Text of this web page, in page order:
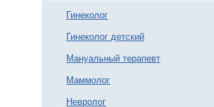
Гинеколог
Гинеколог детский
Мануальный терапевт
Маммолог
Невролог